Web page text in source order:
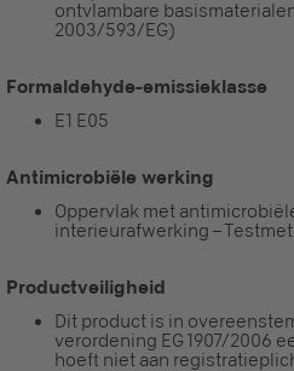
ontvlambare
2003/593/EG)
Formaldehyde-emissieklasse
E1 E05
Antimicrobiële werking
Oppervlak met
interieurafwerking –
Productveiligheid
Dit product is in
verordening EG 1907/2006
hoeft niet aan